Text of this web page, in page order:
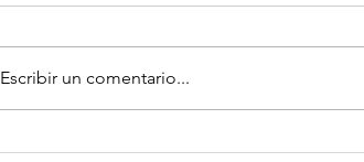
Dia de Muertos en
Escribir un comentario...